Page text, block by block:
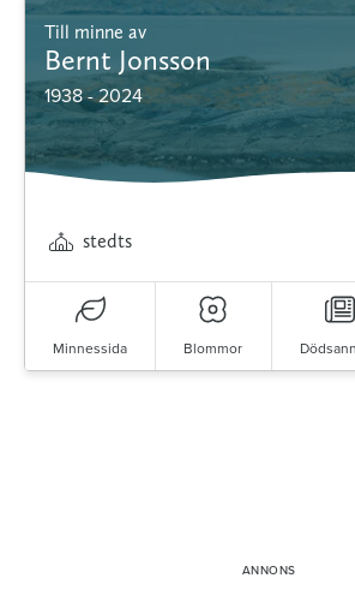
Till minne av
Bernt Jonsson
1938 - 2024
stedts
Minnessida Blommor